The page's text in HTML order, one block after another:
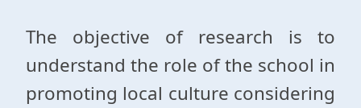
The objective of research is to
understand the role of the school in
promoting local culture considering